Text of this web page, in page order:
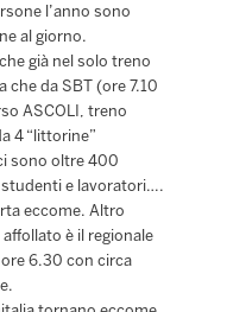
l’anno sono
al giorno.
già nel solo treno
che da SBT (ore 7.10
ASCOLI, treno
4 “littorine”
sono oltre 400
e lavoratori….
eccome. Altro
è il regionale
ore 6.30 con circa